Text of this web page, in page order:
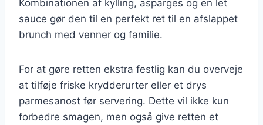
Kombinationen af kylling, asparges og en let
sauce gør den til en perfekt ret til en afslappet
brunch med venner og familie.
For at gøre retten ekstra festlig kan du overveje
at tilføje friske krydderurter eller et drys
parmesanost før servering. Dette vil ikke kun
forbedre smagen, men også give retten et